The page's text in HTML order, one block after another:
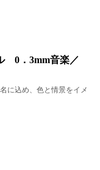
0．3mm音楽／
に込め、色と情景をイメ